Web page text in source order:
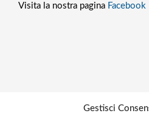
Gestisci
Visita la nostra pagina Facebook